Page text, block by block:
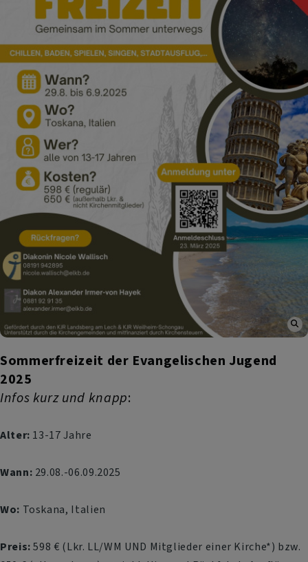
Sommerfreizeit der Evangelischen Jugend
2025
Infos kurz und knapp:
Alter: 13-17 Jahre
Wann: 29.08.-06.09.2025
Wo: Toskana, Italien
Preis:598 € (Lkr. LL/WM UND Mitglieder einer Kirche*) bzw.